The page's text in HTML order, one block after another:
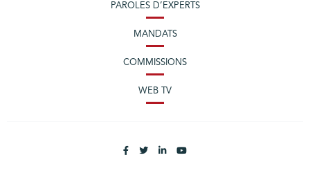
PAROLES D’EXPERTS
MANDATS
COMMISSIONS
WEB TV